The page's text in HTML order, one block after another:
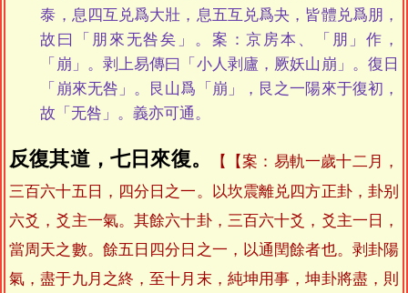
泰，息四互兑爲大壯，息五互兑爲夬，皆體兑爲朋，
故曰「朋來无咎矣」。案：京房本、「朋」作，
「崩」。剥上易傳曰「小人剥廬，厥妖山崩」。復日
「崩來无咎」。艮山爲「崩」，艮之一陽來于復初，
故「无咎」。義亦可通。
反復其道，七日來復。
【案：易軌一歲十二月，
三百六十五日，四分日之一。以坎震離兑四方正卦，卦别
六爻，爻主一氣。其餘六十卦，三百六十爻，爻主一日，
當周天之數。餘五日四分日之一，以通閏餘者也。剥卦陽
氣，盡于九月之終，至十月末，純坤用事，坤卦將盡，則